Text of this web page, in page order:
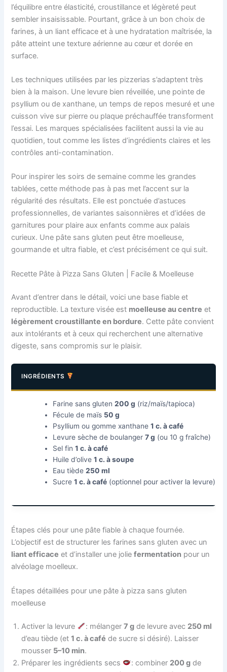
l’équilibre entre élasticité, croustillance et légèreté peut
sembler insaisissable. Pourtant, grâce à un bon choix de
farines, à un liant efficace et à une hydratation maîtrisée, la
pâte atteint une texture aérienne au cœur et dorée en
surface.
Les techniques utilisées par les pizzerias s’adaptent très
bien à la maison. Une levure bien réveillée, une pointe de
psyllium ou de xanthane, un temps de repos mesuré et une
cuisson vive sur pierre ou plaque préchauffée transforment
l’essai. Les marques spécialisées facilitent aussi la vie au
quotidien, tout comme les listes d’ingrédients claires et les
contrôles anti-contamination.
Pour inspirer les soirs de semaine comme les grandes
tablées, cette méthode pas à pas met l’accent sur la
régularité des résultats. Elle est ponctuée d’astuces
professionnelles, de variantes saisonnières et d’idées de
garnitures pour plaire aux enfants comme aux palais
curieux. Une pâte sans gluten peut être moelleuse,
gourmande et ultra fiable, et c’est précisément ce qui suit.
Recette Pâte à Pizza Sans Gluten | Facile & Moelleuse
Avant d’entrer dans le détail, voici une base fiable et
reproductible. La texture visée est moelleuse au centre et
légèrement croustillante en bordure. Cette pâte convient
aux intolérants et à ceux qui recherchent une alternative
digeste, sans compromis sur le plaisir.
INGRÉDIENTS
Farine sans gluten200 g (riz/maïs/tapioca)
Fécule de maïs 50 g
Psyllium ou gomme xanthane1 c. à café
Levure sèche de boulanger7 g (ou 10 g fraîche)
Sel fin1 c. à café
Huile d’olive1 c. à soupe
Eau tiède250 ml
Sucre1 c. à café (optionnel pour activer la levure)
Étapes clés pour une pâte fiable à chaque fournée.
L’objectif est de structurer les farines sans gluten avec un
liant efficace et d’installer une joliefermentation pour un
alvéolage moelleux.
Étapes détaillées pour une pâte à pizza sans gluten
moelleuse
Activer la levure : mélanger7 g de levure avec 250 ml
d’eau tiède (et1 c. à café de sucre si désiré). Laisser
mousser 5–10 min.
Préparer les ingrédients secs
: combiner 200 g de